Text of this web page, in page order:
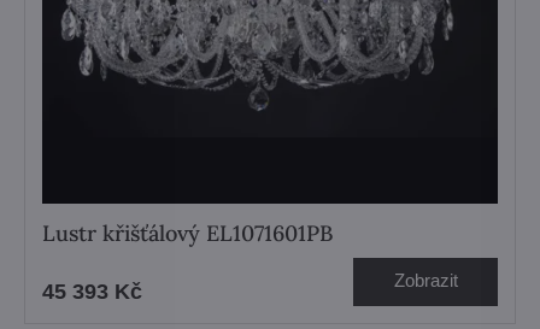
Lustr křišťálový EL1071601PB
45 393 Kč Zobrazit